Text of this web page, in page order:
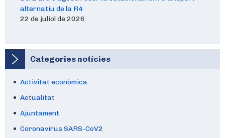
alternatiu de la R4
22 de juliol de 2026
Categories notícies
Activitat econòmica
Actualitat
Ajuntament
Coronavirus SARS-CoV2